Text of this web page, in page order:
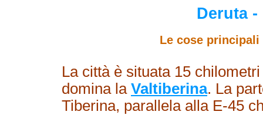
Deruta -
Le cose principali
La città è situata 15
domina la Valtiberina. La
Tiberina, parallela alla E-45